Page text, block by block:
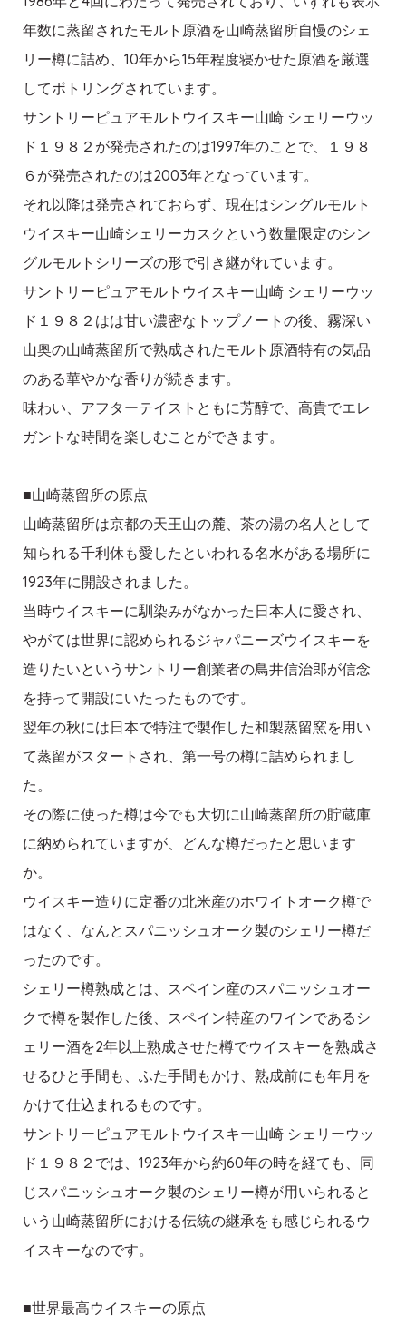
年数に蒸留されたモルト原酒を山崎蒸留所自慢のシェ
リー樽に詰め、10年から15年程度寝かせた原酒を厳選
してボトリングされています。
サントリーピュアモルトウイスキー山崎 シェリーウッ
ド１９８２が発売されたのは1997年のことで、１９８
６が発売されたのは2003年となっています。
それ以降は発売されておらず、現在はシングルモルト
ウイスキー山崎シェリーカスクという数量限定のシン
グルモルトシリーズの形で引き継がれています。
サントリーピュアモルトウイスキー山崎 シェリーウッ
ド１９８２はは甘い濃密なトップノートの後、霧深い
山奥の山崎蒸留所で熟成されたモルト原酒特有の気品
のある華やかな香りが続きます。
味わい、アフターテイストともに芳醇で、高貴でエレ
ガントな時間を楽しむことができます。
■山崎蒸留所の原点
山崎蒸留所は京都の天王山の麓、茶の湯の名人として
知られる千利休も愛したといわれる名水がある場所に
1923年に開設されました。
当時ウイスキーに馴染みがなかった日本人に愛され、
やがては世界に認められるジャパニーズウイスキーを
造りたいというサントリー創業者の鳥井信治郎が信念
を持って開設にいたったものです。
翌年の秋には日本で特注で製作した和製蒸留窯を用い
て蒸留がスタートされ、第一号の樽に詰められまし
た。
その際に使った樽は今でも大切に山崎蒸留所の貯蔵庫
に納められていますが、どんな樽だったと思います
か。
ウイスキー造りに定番の北米産のホワイトオーク樽で
はなく、なんとスパニッシュオーク製のシェリー樽だ
ったのです。
シェリー樽熟成とは、スペイン産のスパニッシュオー
クで樽を製作した後、スペイン特産のワインであるシ
ェリー酒を2年以上熟成させた樽でウイスキーを熟成さ
せるひと手間も、ふた手間もかけ、熟成前にも年月を
かけて仕込まれるものです。
サントリーピュアモルトウイスキー山崎 シェリーウッ
ド１９８２では、1923年から約60年の時を経ても、同
じスパニッシュオーク製のシェリー樽が用いられると
いう山崎蒸留所における伝統の継承をも感じられるウ
イスキーなのです。
■世界最高ウイスキーの原点